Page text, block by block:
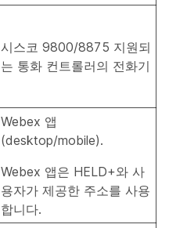
시스코 9800/8875 지원되
는 통화 컨트롤러의 전화기
Webex 앱
(desktop/mobile).
Webex 앱은 HELD+와 사
용자가 제공한 주소를 사용
합니다.